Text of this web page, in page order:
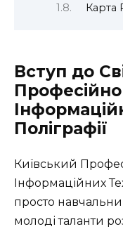
Карта
Вступ до
Поліграфії
Київський
Інформаційних
просто
молоді таланти